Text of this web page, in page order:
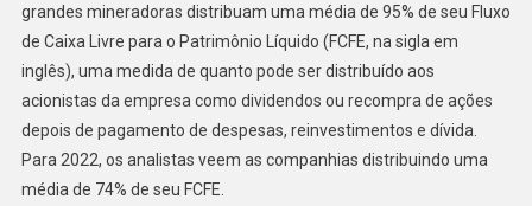
grandes mineradoras distribuam uma média de 95% de seu Fluxo
de Caixa Livre para o Patrimônio Líquido (FCFE, na sigla em
inglês), uma medida de quanto pode ser distribuído aos
acionistas da empresa como dividendos ou recompra de ações
depois de pagamento de despesas, reinvestimentos e dívida.
Para 2022, os analistas veem as companhias distribuindo uma
média de 74% de seu FCFE.